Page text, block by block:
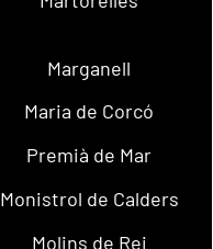
Marganell
Maria de Corcó
Premià de Mar
Monistrol de Calders
Molins de Rei